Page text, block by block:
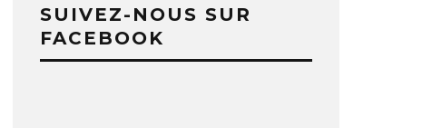
SUIVEZ-NOUS SUR
FACEBOOK